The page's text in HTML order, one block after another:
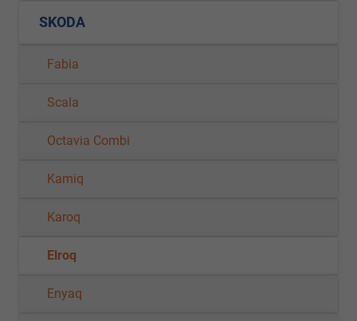
SKODA
Fabia
Scala
Octavia Combi
Kamiq
Karoq
Elroq
Enyaq